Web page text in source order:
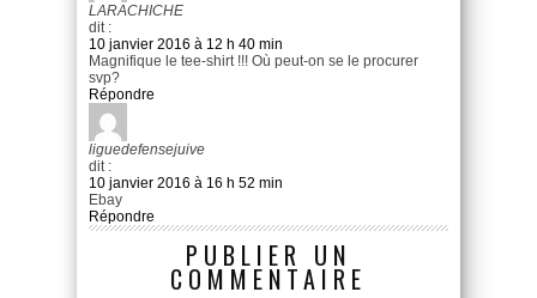
LARACHICHE
dit :
10 janvier 2016 à 12 h 40 min
Magnifique le tee-shirt !!! Où peut-on se le procurer
svp?
Répondre
liguedefensejuive
dit :
10 janvier 2016 à 16 h 52 min
Ebay
Répondre
PUBLIER UN
COMMENTAIRE